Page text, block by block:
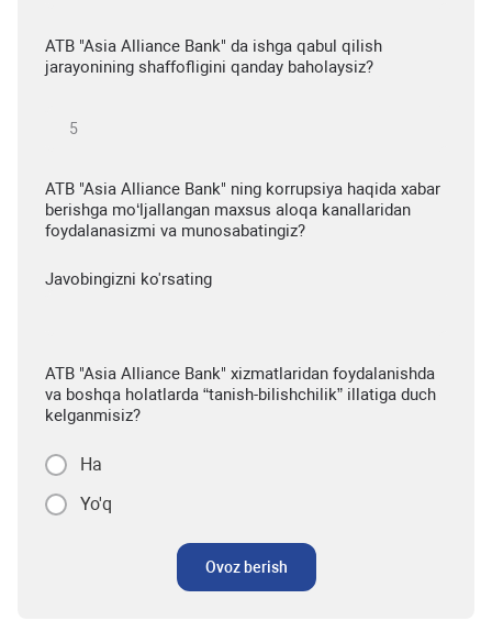
ATB "Asia Alliance Bank" da ishga qabul qilish
jarayonining shaffofligini qanday baholaysiz?
ATB "Asia Alliance Bank" ning korrupsiya haqida xabar
berishga mo‘ljallangan maxsus aloqa kanallaridan
foydalanasizmi va munosabatingiz?
Javobingizni ko'rsating
ATB "Asia Alliance Bank" xizmatlaridan foydalanishda
va boshqa holatlarda “tanish-bilishchilik” illatiga duch
kelganmisiz?
Ha
Yo'q
Ovoz berish